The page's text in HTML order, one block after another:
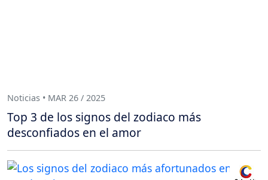
Noticias • MAR 26 / 2025
Top 3 de los signos del zodiaco más
desconfiados en el amor